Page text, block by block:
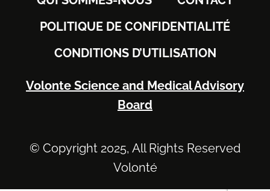
POLITIQUE DE CONFIDENTIALITÉ
CONDITIONS D’UTILISATION
Volonte Science and Medical Advisory
Board
© Copyright 2025, All Rights Reserved
Volonté